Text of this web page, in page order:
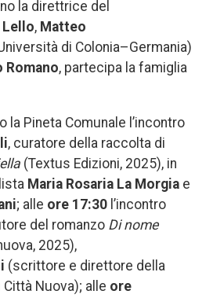
la direttrice del
Lello, Matteo
di Colonia–Germania)
Romano, partecipa la famiglia
la Pineta Comunale l’incontro
, curatore della raccolta di
(Textus Edizioni, 2025), in
Maria Rosaria La Morgia e
; alle ore 17:30 l’incontro
del romanzo Di nome
2025),
(scrittore e direttore della
Nuova); alle ore